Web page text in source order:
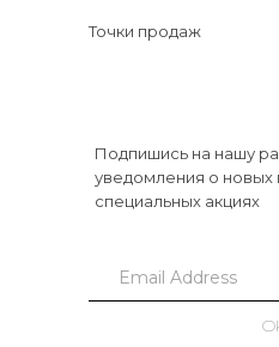
Подпишись на нашу
уведомления о новых
специальных акциях
Точки продаж